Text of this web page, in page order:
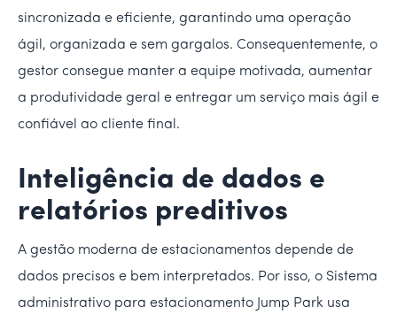
sincronizada e eficiente, garantindo uma operação
ágil, organizada e sem gargalos. Consequentemente, o
gestor consegue manter a equipe motivada, aumentar
a produtividade geral e entregar um serviço mais ágil e
confiável ao cliente final.
Inteligência de dados e
relatórios preditivos
A gestão moderna de estacionamentos depende de
dados precisos e bem interpretados. Por isso, o Sistema
administrativo para estacionamento Jump Park usa